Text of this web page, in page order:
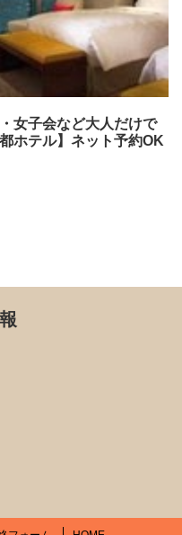
女子会など大人だけで
ホテル】ネット予約OK